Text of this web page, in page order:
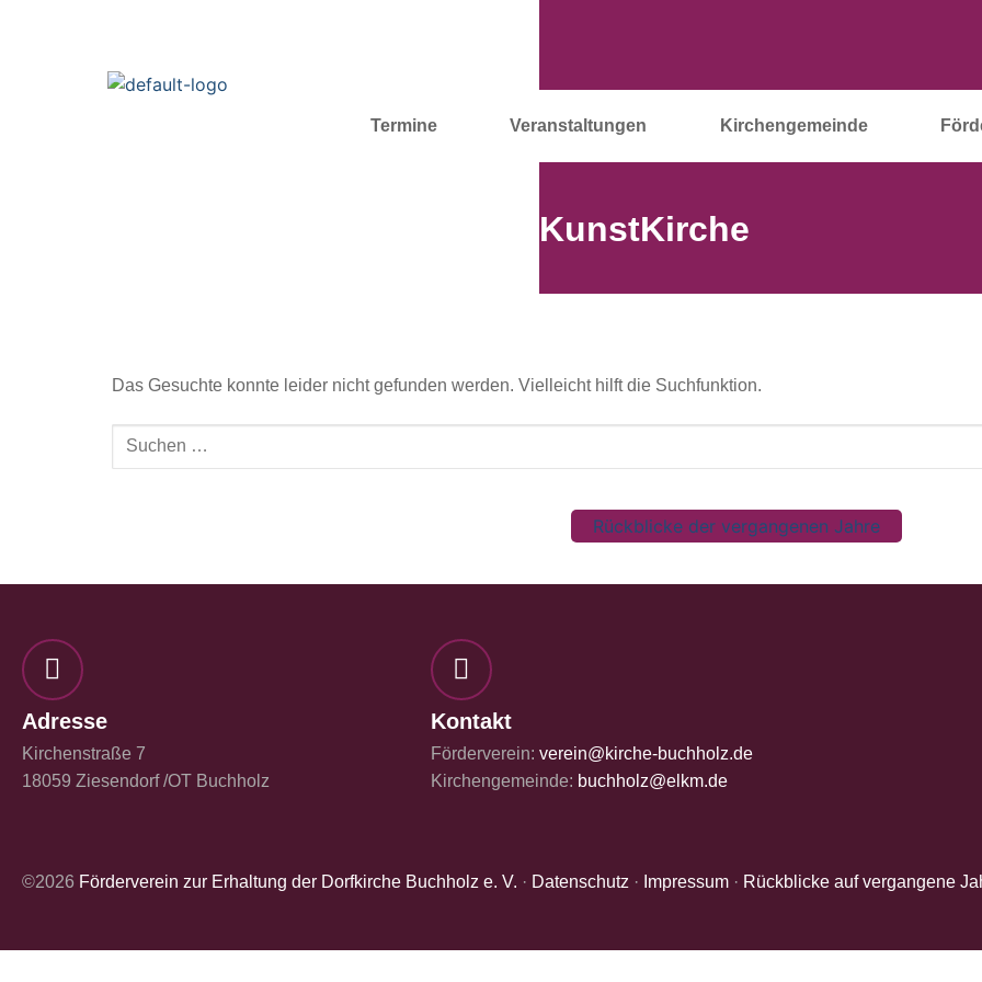
Termine Veranstaltungen Kirchengemeinde
KunstKirche
Das Gesuchte konnte leider nicht gefunden werden. Vielleicht hilft die Suchfunktion.
Rückblicke der vergangenen Jahre
Adresse
Kirchenstraße 7
18059 Ziesendorf /OT Buchholz
Kontakt
Förderverein:verein@kirche-buchholz.de
Kirchengemeinde: buchholz@elkm.de
©2026 Förderverein zur Erhaltung der Dorfkirche Buchholz e. V. · Datenschutz · Impressum · Rückblicke auf vergangene